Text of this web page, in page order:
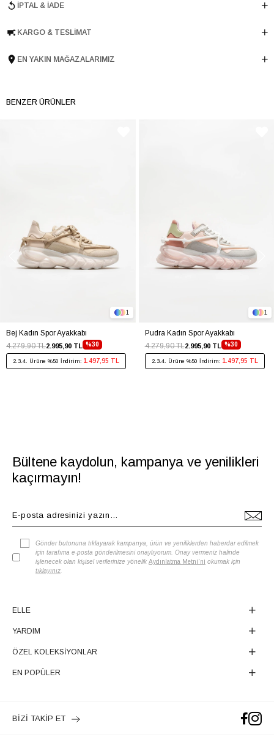
Topuk Boyu 4 cm
Tema Logomania
İPTAL & İADE
KARGO & TESLIMAT
EN YAKIN MAĞAZALARIMIZ
BENZER ÜRÜNLER
Bej Kadın Spor Ayakkabı
%30
2.995,90 TL
4.279,90 TL
2.3.4. Ürüne %50 İndirim: 1.497,95 TL
1
Pudra Kadın Spor Ayakkabı
%30
2.995,90 TL
4.279,90 TL
2.3.4. Ürüne %50 İndirim: 1.497,95 TL
1
Bültene kaydolun, kampanya ve yenilikleri
kaçırmayın!
Gönder butonuna tıklayarak kampanya, ürün ve yeniliklerden haberdar edilmek
için tarafıma e-posta gönderilmesini onaylıyorum. Onay vermeniz halinde
işlenecek olan kişisel verilerinize yönelik Aydınlatma Metni'ni okumak için
tıklayınız
ELLE
YARDIM
ÖZEL KOLEKSİYONLAR
EN POPÜLER
BİZİ TAKİP ET